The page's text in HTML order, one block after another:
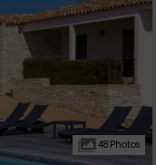
48 Photos